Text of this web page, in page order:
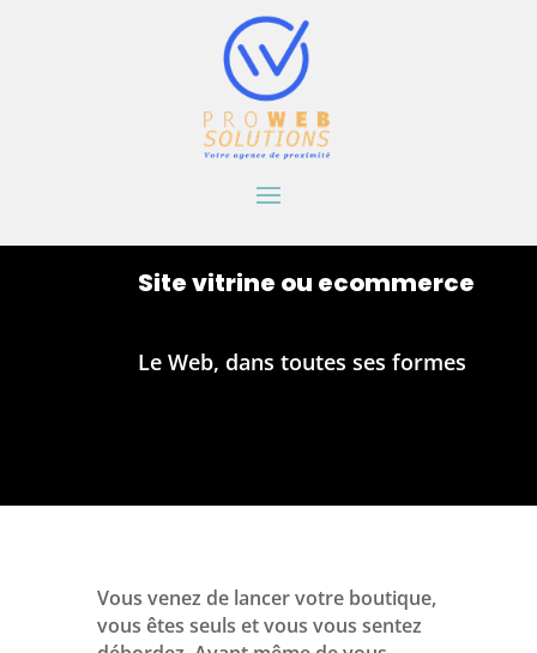
Site vitrine ou ecommerce
Le Web, dans toutes ses formes
Vous venez de lancer votre boutique,
vous êtes seuls et vous vous sentez